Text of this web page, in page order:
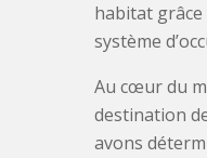
habitat
système
Au cœur du
destination
avons